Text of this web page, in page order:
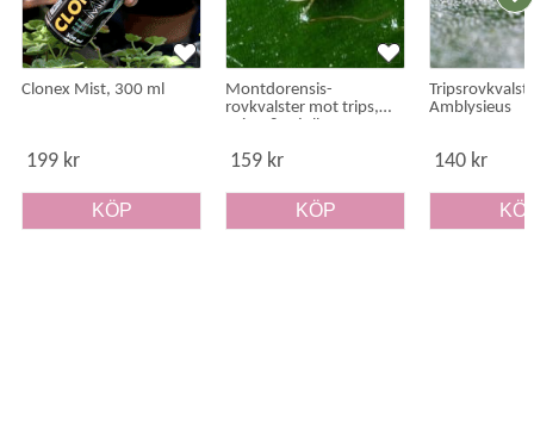
Clonex Mist, 300 ml
199 kr
KÖP
Montdorensis-
rovkvalster mot trips,
159 kr
KÖP
Amblysieus
140 kr